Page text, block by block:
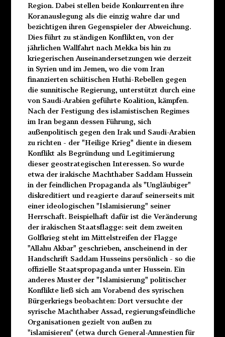
Region. Dabei stellen beide Konkurrenten ihre
Koranauslegung als die einzig wahre dar und
bezichtigen ihren Gegenspieler der Abweichung.
Dies führt zu ständigen Konflikten, von der
jährlichen Wallfahrt nach Mekka bis hin zu
kriegerischen Auseinandersetzungen wie derzeit
in Syrien und im Jemen, wo die vom Iran
finanzierten schiitischen Huthi-Rebellen gegen
die sunnitische Regierung, unterstützt durch eine
von Saudi-Arabien geführte Koalition, kämpfen.
Nach der Festigung des islamistischen Regimes
im Iran begann dessen Führung, sich
außenpolitisch gegen den Irak und Saudi-Arabien
zu richten - der "Heilige Krieg" diente in diesem
Konflikt als Begründung und Legitimierung
dieser geostrategischen Interessen. So wurde
etwa der irakische Machthaber Saddam Hussein
in der feindlichen Propaganda als "Ungläubiger"
diskreditiert und reagierte darauf seinerseits mit
einer ideologischen "Islamisierung" seiner
Herrschaft. Beispielhaft dafür ist die Veränderung
der irakischen Staatsflagge: seit dem zweiten
Golfkrieg steht im Mittelstreifen der Flagge
"Allahu Akbar" geschrieben, anscheinend in der
Handschrift Saddam Husseins persönlich - so die
offizielle Staatspropaganda unter Hussein. Ein
anderes Muster der "Islamisierung" politischer
Konflikte ließ sich am Vorabend des syrischen
Bürgerkriegs beobachten: Dort versuchte der
syrische Machthaber Assad, regierungsfeindliche
Organisationen gezielt von außen zu
"islamisieren" (etwa durch General-Amnestien für